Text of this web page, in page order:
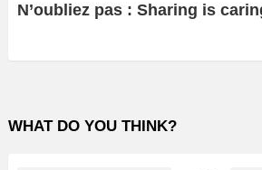
N’oubliez pas : Sharing is
WHAT DO YOU THINK?